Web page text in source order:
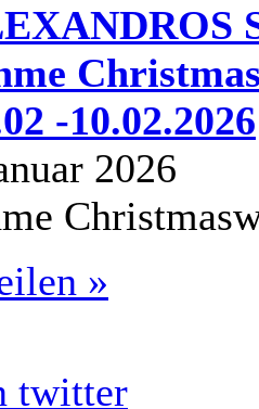
-10.02.2026
2026
»